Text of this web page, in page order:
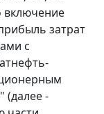
включение
затрат
с
(далее -